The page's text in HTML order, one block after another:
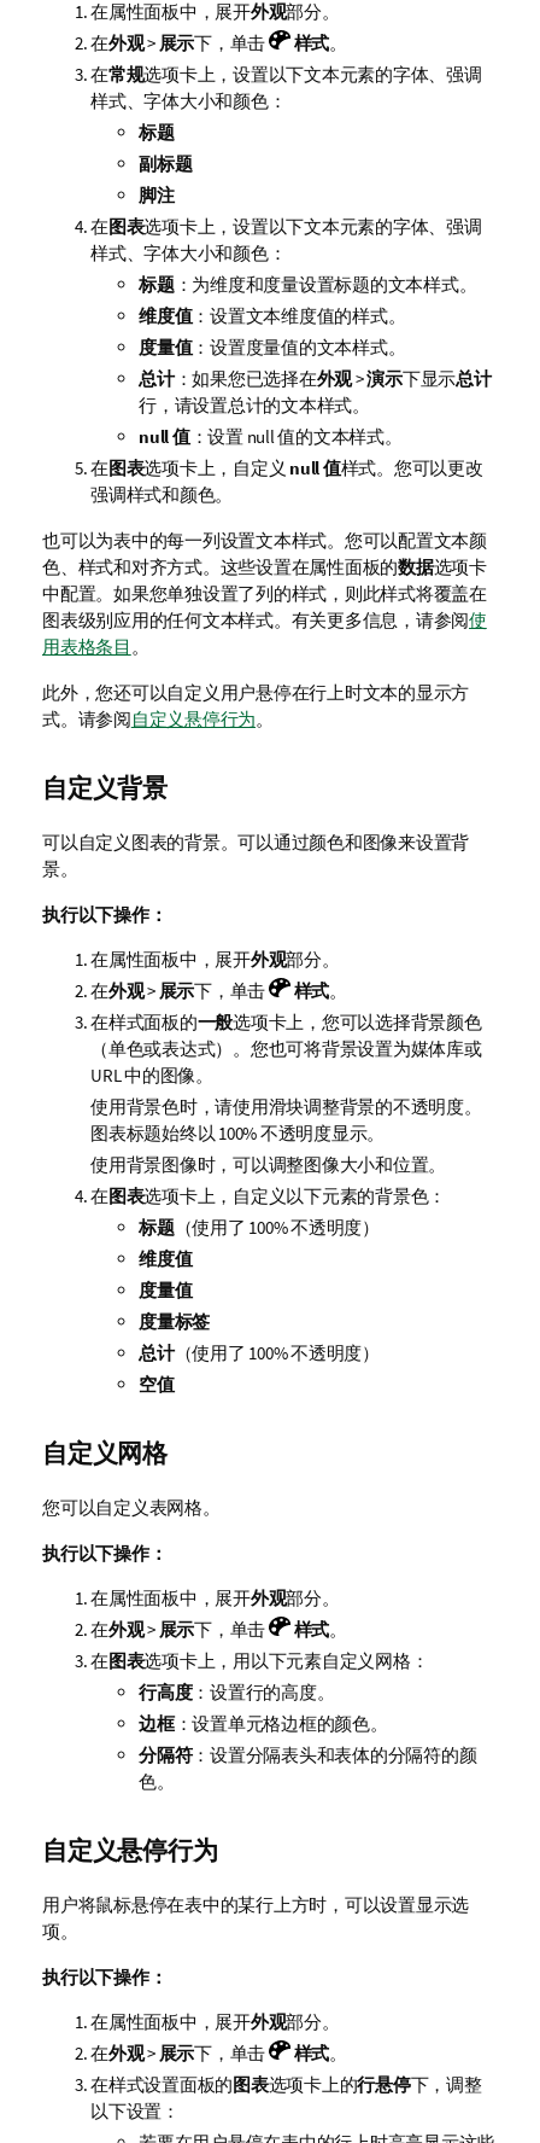
在属性面板中，展开外观部分。
在外观> 展示下，单击 样式。
在常规选项卡上，设置以下文本元素的字体、强调
样式、字体大小和颜色：
标题
副标题
脚注
在图表选项卡上，设置以下文本元素的字体、强调
样式、字体大小和颜色：
标题：为维度和度量设置标题的文本样式。
维度值：设置文本维度值的样式。
度量值：设置度量值的文本样式。
总计：如果您已选择在外观>演示下显示总计
行，请设置总计的文本样式。
null 值：设置 null 值的文本样式。
在图表选项卡上，自定义 null 值样式。您可以更改
强调样式和颜色。
也可以为表中的每一列设置文本样式。您可以配置文本颜
色、样式和对齐方式。这些设置在属性面板的数据选项卡
中配置。如果您单独设置了列的样式，则此样式将覆盖在
图表级别应用的任何文本样式。有关更多信息，请参阅使
用表格条目 。
此外，您还可以自定义用户悬停在行上时文本的显示方
式。请参阅自定义悬停行为。
自定义背景
可以自定义图表的背景。可以通过颜色和图像来设置背
景。
执行以下操作：
在属性面板中，展开外观部分。
在外观> 展示下，单击 样式。
在样式面板的一般选项卡上，您可以选择背景颜色
（单色或表达式）。您也可将背景设置为媒体库或
URL 中的图像。
使用背景色时，请使用滑块调整背景的不透明度。
图表标题始终以 100% 不透明度显示。
使用背景图像时，可以调整图像大小和位置。
在图表选项卡上，自定义以下元素的背景色：
标题（使用了 100% 不透明度）
维度值
度量值
度量标签
总计（使用了 100% 不透明度）
空值
自定义网格
您可以自定义表网格。
执行以下操作：
在属性面板中，展开外观部分。
在外观> 展示下，单击 样式。
在图表选项卡上，用以下元素自定义网格：
行高度：设置行的高度。
边框：设置单元格边框的颜色。
分隔符：设置分隔表头和表体的分隔符的颜
色。
自定义悬停行为
用户将鼠标悬停在表中的某行上方时，可以设置显示选
项。
执行以下操作：
在属性面板中，展开外观部分。
在外观> 展示下，单击 样式。
在样式设置面板的图表选项卡上的行悬停下，调整
以下设置：